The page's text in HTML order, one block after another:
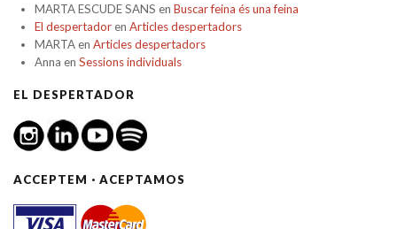
MARTA ESCUDE SANS en Buscar feina és una feina
El despertadoren Articles despertadors
MARTAen Articles despertadors
Anna en Sessions individuals
EL DESPERTADOR
ACCEPTEM · ACEPTAMOS